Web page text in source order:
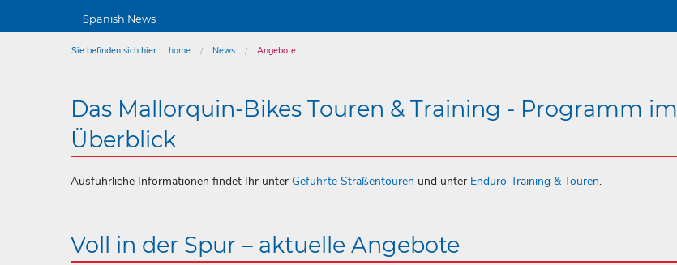
Spanish News
Sie befinden sich hier: home News
Angebote
Das Mallorquin-Bikes Touren & Training - Programm im
Überblick
Ausführliche Informationen findet Ihr unter Geführte Straßentouren und unter Enduro-Training & Touren.
Voll in der Spur – aktuelle Angebote